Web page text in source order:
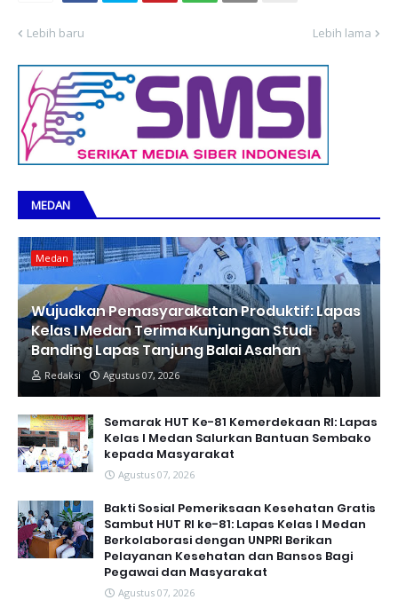
Lebih baru Lebih lama
MEDAN
Medan
Wujudkan Pemasyarakatan Produktif: Lapas
Kelas I Medan Terima Kunjungan Studi
Banding Lapas Tanjung Balai Asahan
Redaksi Agustus 07, 2026
Semarak HUT Ke-81 Kemerdekaan RI: Lapas
Kelas I Medan Salurkan Bantuan Sembako
kepada Masyarakat
Agustus 07, 2026
Bakti Sosial Pemeriksaan Kesehatan Gratis
Sambut HUT RI ke-81: Lapas Kelas I Medan
Berkolaborasi dengan UNPRI Berikan
Pelayanan Kesehatan dan Bansos Bagi
Pegawai dan Masyarakat
Agustus 07, 2026